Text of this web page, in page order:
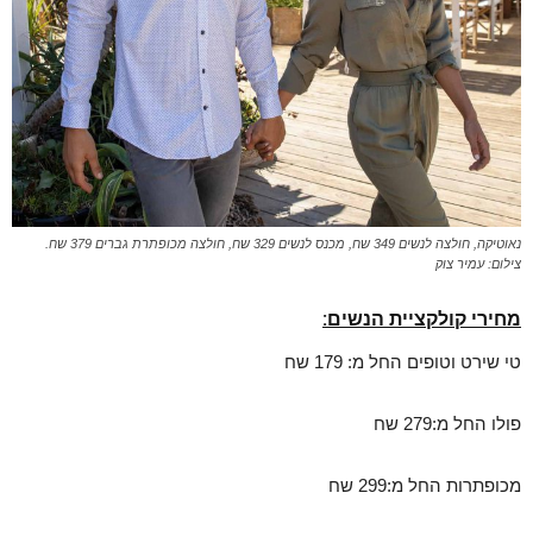
נאוטיקה, חולצה לנשים 349 שח, מכנס לנשים 329 שח, חולצה מכופתרת גברים 379 שח.
צילום: עמיר צוק
מחירי קולקציית הנשים:
טי שירט וטופים החל מ: 179 שח
פולו החל מ:279 שח
מכופתרות החל מ:299 שח